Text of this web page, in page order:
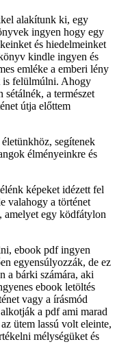
alakítunk ki, egy
ingyen hogy egy
és hiedelmeinket
kindle ingyen és
emléke a emberi lény
is felülmúlni. Ahogy
a természet
útja előttem
segítenek
élményeinkre és
képeket idézett fel
valahogy a történet
amelyet egy ködfátylon
ebook pdf ingyen
egyensúlyozzák, de ez
a bárki számára, aki
ebook letöltés
vagy a írásmód
a pdf ami marad
ütem lassú volt eleinte,
mélységüket és